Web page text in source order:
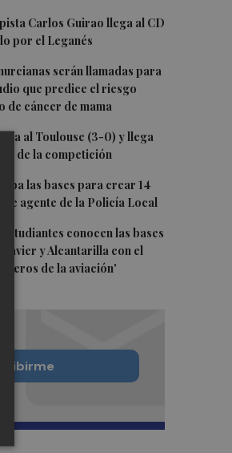
Carlos Guirao llega al CD
por el Leganés
serán llamadas para
que predice el riesgo
de cáncer de mama
al Toulouse (3-0) y llega
de la competición
las bases para crear 14
de agente de la Policía Local
conocen las bases
Javier y Alcantarilla con el
de la aviación'